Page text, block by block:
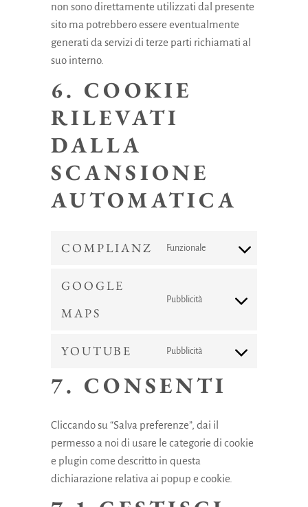
non sono direttamente utilizzati dal presente
sito ma potrebbero essere eventualmente
generati da servizi di terze parti richiamati al
suo interno.
6. COOKIE
RILEVATI
DALLA
SCANSIONE
AUTOMATICA
COMPLIANZ Funzionale
Consent
GOOGLE
MAPS
Pubblicità
Consent
maps
YOUTUBE Pubblicità
Consent
to
service
7. CONSENTI
Cliccando su “Salva preferenze”, dai il
permesso a noi di usare le categorie di cookie
e plugin come descritto in questa
dichiarazione relativa ai popup e cookie.